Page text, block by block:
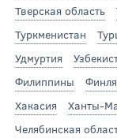
Тверская область
Туркменистан
Удмуртия
Филиппины
Хакасия
Ханты-
Челябинская